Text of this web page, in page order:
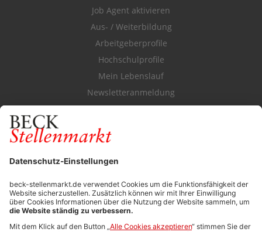
Job Agent aktivieren
Aus- / Weiterbildung
Arbeitgeberprofile
Hochschulprofile
Mein Lebenslauf
Newsletteranmeldung
Durchsuchen Sie den Stellenkatalog
FÜR ARBEITGEBER
Stellenmarktpreise
Anzeigen-AGB
Media-Daten
Newsletteranmeldung
Produktübersicht